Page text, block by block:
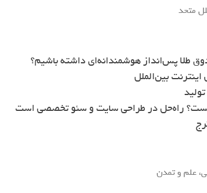
متحد
طلا پس‌انداز هوشمندانه‌ای داشته باشیم؟
بین‌الملل
راه‌حل در طراحی سایت و سئو تخصصی است
علم و تمدن